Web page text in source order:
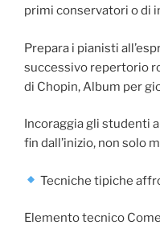
primi conservatori o di
Prepara i pianisti
successivo repertorio
di Chopin, Album per
Incoraggia gli studenti
fin dall’inizio, non solo
Tecniche tipiche
Elemento tecnico